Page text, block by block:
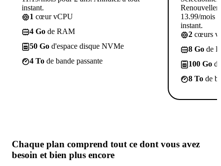
instant.
1 cœur vCPU
4 Go de RAM
50 Go d'espace disque NVMe
4 To de bande passante
13.99/mois
instant.
2 cœurs
8 Go de
100 Go
8 To de
Chaque plan comprend tout ce dont vous avez
besoin et bien plus encore